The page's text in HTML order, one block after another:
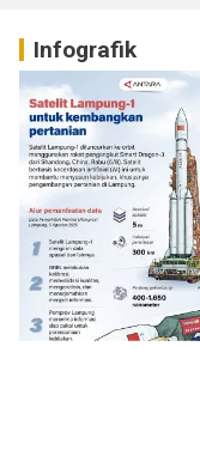
Infografik